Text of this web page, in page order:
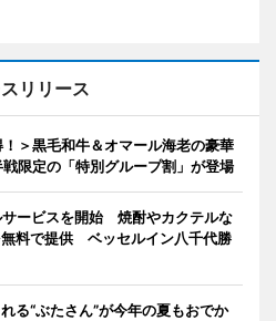
リリース
＞黒毛和牛＆オマール海老の豪華
限定の「特別グループ割」が登場
サービスを開始 焼酎やカクテルな
無料で提供 ベッセルイン八千代勝
る“ぶたさん”が今年の夏もおでか